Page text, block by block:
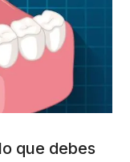
que debes